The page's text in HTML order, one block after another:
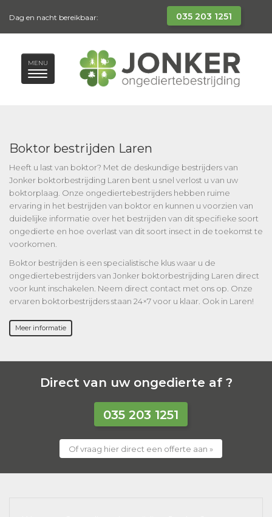
Dag en nacht bereikbaar: 035 203 1251
MENU
Boktor bestrijden Laren
Heeft u last van boktor? Met de deskundige bestrijders van
Jonker boktorbestrijding Laren bent u snel verlost u van uw
boktorplaag. Onze ongediertebestrijders hebben ruime
ervaring in het bestrijden van boktor en kunnen u voorzien van
duidelijke informatie over het bestrijden van dit specifieke soort
ongedierte en hoe overlast van dit soort insect in de toekomst te
voorkomen.
Boktor bestrijden is een specialistische klus waar u de
ongediertebestrijders van Jonker boktorbestrijding Laren direct
voor kunt inschakelen. Neem direct contact met ons op. Onze
ervaren boktorbestrijders staan 24×7 voor u klaar. Ook in Laren!
Meer informatie
Direct van uw ongedierte af ?
035 203 1251
Of vraag hier direct een offerte aan »